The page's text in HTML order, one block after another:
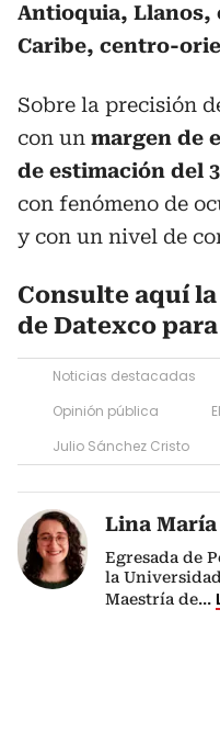
Antioquia, Llanos,
Caribe, centro-
Sobre la precisión
con un margen de
de estimación del
con fenómeno de
y con un nivel de
Consulte aquí
de Datexco
Noticias destacadas
Opinión pública
Julio Sánchez Cristo
Lina María
Egresada de
la
Maestría de...